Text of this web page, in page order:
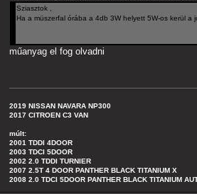
Sziasztok ,
Ha a müszerfal órába a 4db 3W helyett 5W-os kerül
műanyag el fog olvadni
2019 NISSAN NAVARA NP300
2017 CITROEN C3 VAN
múlt:
2001 TDDI 4DOOR
2003 TDCI 5DOOR
2002 2.0 TDDI TURNIER
2007 2.5T 4 DOOR PANTHER BLACK TITANIUM X
2008 2.0 TDCI 5DOOR PANTHER BLACK TITANIUM